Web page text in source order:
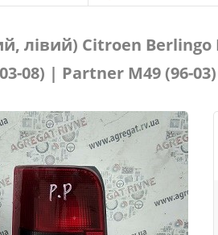
лівий) Citroen
08) | Partner М49 (96-